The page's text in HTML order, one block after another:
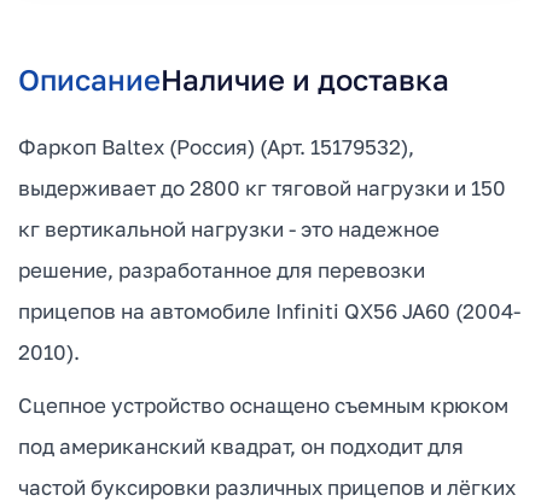
ОписаниеНаличие и доставка
Фаркоп Baltex (Россия) (Арт. 15179532),
выдерживает до 2800 кг тяговой нагрузки и 150
кг вертикальной нагрузки - это надежное
решение, разработанное для перевозки
прицепов на автомобиле Infiniti QX56 JA60 (2004-
2010).
Сцепное устройство оснащено съемным крюком
под американский квадрат, он подходит для
частой буксировки различных прицепов и лёгких